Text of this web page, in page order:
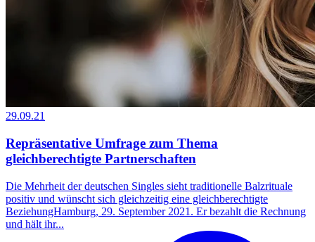
29.09.21
Repräsentative Umfrage zum Thema
gleichberechtigte Partnerschaften
Die Mehrheit der deutschen Singles sieht traditionelle Balzrituale
positiv und wünscht sich gleichzeitig eine gleichberechtigte
BeziehungHamburg, 29. September 2021. Er bezahlt die Rechnung
und hält ihr...